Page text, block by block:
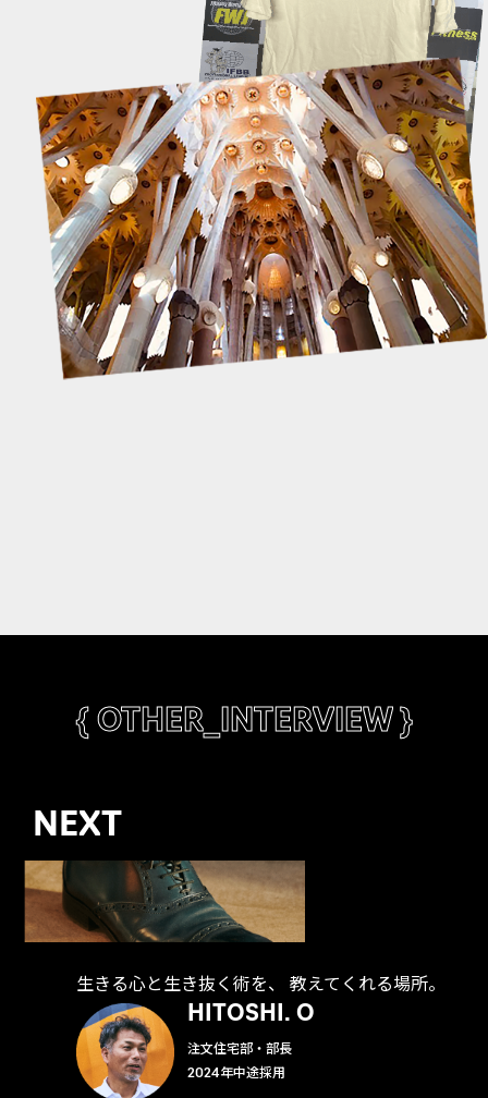
{ OTHER_INTERVIEW }
NEXT
HITOSHI. O
注文住宅部・部長
2024年中途採用
生きる心と生き抜く術を、 教えてくれる場所。